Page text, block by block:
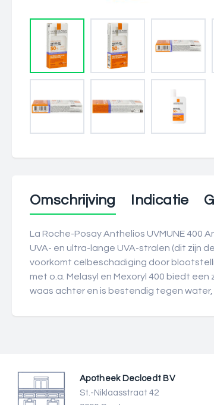
Omschrijving Indicatie
La Roche-Posay Anthelios UVMUNE 400
UVA- en ultra-lange UVA-stralen (dit zijn
voorkomt celbeschadiging door
met o.a. Melasyl en Mexoryl 400 biedt
waas achter en is bestendig tegen water,
Apotheek Decloedt BV
St.-Niklaasstraat 42